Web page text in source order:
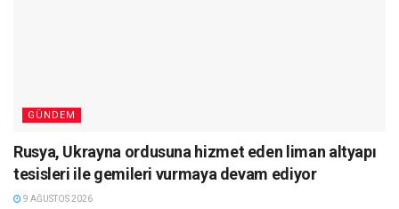
GÜNDEM
Rusya, Ukrayna ordusuna hizmet eden liman altyapı
tesisleri ile gemileri vurmaya devam ediyor
9 AĞUSTOS 2026